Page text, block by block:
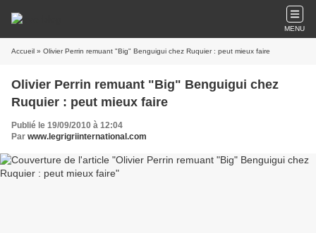
MENU
Accueil » Olivier Perrin remuant "Big" Benguigui chez Ruquier : peut mieux faire
Olivier Perrin remuant "Big" Benguigui chez
Ruquier : peut mieux faire
Publié le 19/09/2010 à 12:04
Par www.legrigriinternational.com